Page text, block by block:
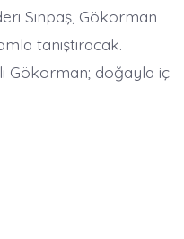
Sinpaş, Gökorman
tanıştıracak.
Gökorman; doğayla iç